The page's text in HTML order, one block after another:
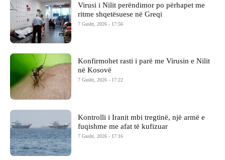
Virusi i Nilit perëndimor po përhapet me
ritme shqetësuese në Greqi
7 Gusht, 2026 - 17:56
Konfirmohet rasti i parë me Virusin e Nilit
në Kosovë
7 Gusht, 2026 - 17:22
Kontrolli i Iranit mbi tregtinë, një armë e
fuqishme me afat të kufizuar
7 Gusht, 2026 - 17:16